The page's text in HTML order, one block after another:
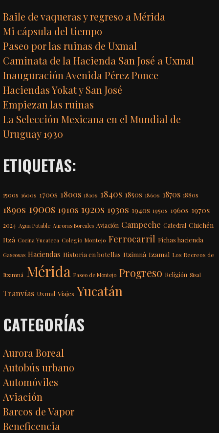
Baile de vaqueras y regreso a Mérida
Mi cápsula del tiempo
Paseo por las ruinas de Uxmal
Caminata de la Hacienda San José a Uxmal
Inauguración Avenida Pérez Ponce
Haciendas Yokat y San José
Empiezan las ruinas
La Selección Mexicana en el Mundial de
Uruguay 1930
ETIQUETAS:
1500s 1600s 1700s 1800s 1810s 1840s 1850s 1860s 1870s 1880s
1890s 1900s 1910s 1920s 1930s 1940s 1950s 1960s 1970s
2024 Agua Potable Auroras Boreales Aviación Campeche Catedral Chichén
Itzá Cocina Yucateca Colegio Montejo Ferrocarril Fichas hacienda
Gaseosas Haciendas Historia en botellas Itzimná Izamal Los Recreos de
Itzimná Mérida Paseo de Montejo Progreso Religión Sisal
Tranvías Uxmal Viajes Yucatán
CATEGORÍAS
Aurora Boreal
Autobús urbano
Automóviles
Aviación
Barcos de Vapor
Beneficencia